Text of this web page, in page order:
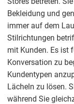
Bekleidung und
immer auf dem
Stilrichtungen
mit Kunden. Es ist
Konversation zu
Kundentypen
Lächeln zu lösen.
während Sie